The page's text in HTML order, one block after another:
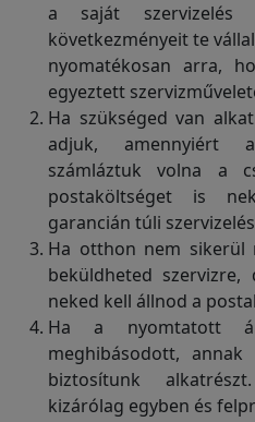
a saját szervizelés
következményeit te
nyomatékosan arra,
egyeztett
Ha szükséged van
adjuk, amennyiért
számláztuk volna a
postaköltséget is
garancián túli
Ha otthon nem sikerül
beküldheted
neked kell állnod a
Ha a nyomtatott
meghibásodott,
biztosítunk
kizárólag egyben és